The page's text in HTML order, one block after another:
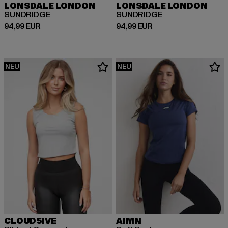
LONSDALE LONDON
SUNDRIDGE
94,99 EUR
Derzeitiger Preis: 94,99 EUR
LONSDALE LONDON
SUNDRIDGE
94,99 EUR
Derzeitiger Preis: 94,99 EUR
NEU
CLOUD5IVE
NEU
AIMN